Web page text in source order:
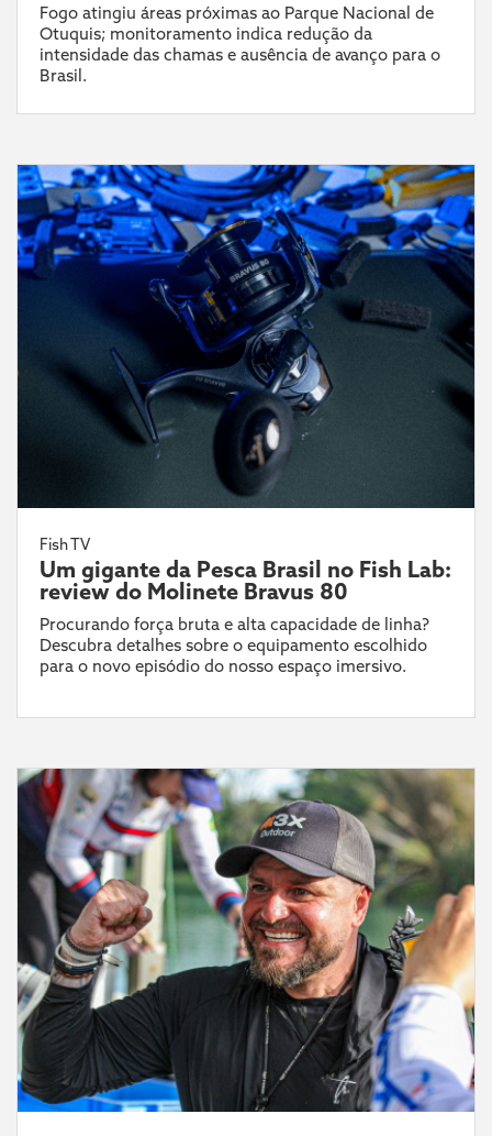
Fogo atingiu áreas próximas ao Parque Nacional de
Otuquis; monitoramento indica redução da
intensidade das chamas e ausência de avanço para o
Brasil.
Fish TV
Um gigante da Pesca Brasil no Fish Lab:
review do Molinete Bravus 80
Procurando força bruta e alta capacidade de linha?
Descubra detalhes sobre o equipamento escolhido
para o novo episódio do nosso espaço imersivo.